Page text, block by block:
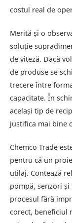
costul real de
Merită și o
soluție
de viteză. Dacă
de produse se
trecere între
capacitate. În
același tip de
justifica mai bine
Chemco Trade
pentru că un
utilaj. Contează
pompă, senzori
procesul fără
corect, beneficiul